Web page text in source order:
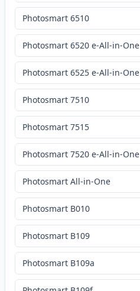
Photosmart 6510
Photosmart 6520 e-All-in-One
Photosmart 6525 e-All-in-One
Photosmart 7510
Photosmart 7515
Photosmart 7520 e-All-in-One
Photosmart All-in-One
Photosmart B010
Photosmart B109
Photosmart B109a